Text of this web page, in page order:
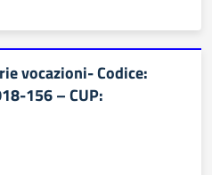
vocazioni- Codice:
156 – CUP: